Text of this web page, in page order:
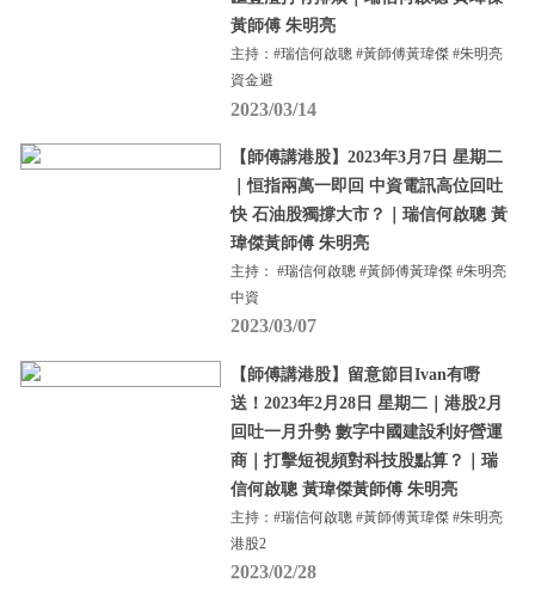
黃師傅 朱明亮
主持：#瑞信何啟聰 #黃師傅黃瑋傑 #朱明亮
資金避
2023/03/14
【師傅講港股】2023年3月7日 星期二
｜恒指兩萬一即回 中資電訊高位回吐
快 石油股獨撐大市？｜瑞信何啟聰 黃
瑋傑黃師傅 朱明亮
主持： #瑞信何啟聰 #黃師傅黃瑋傑 #朱明亮
中資
2023/03/07
【師傅講港股】留意節目Ivan有嘢
送！2023年2月28日 星期二｜港股2月
回吐一月升勢 數字中國建設利好營運
商｜打擊短視頻對科技股點算？｜瑞
信何啟聰 黃瑋傑黃師傅 朱明亮
主持：#瑞信何啟聰 #黃師傅黃瑋傑 #朱明亮
港股2
2023/02/28